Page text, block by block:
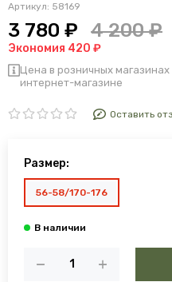
Артикул: 58169
3 780 ₽ 4 200 ₽
Экономия 420 ₽
Цена в розничных
интернет-магазине
Оставить
Размер:
56-58/170-176